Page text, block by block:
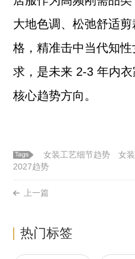
大地色调、松弛舒适
格，精准击中当代知
求，是未来 2-3 年内
核心趋势方向。
女装工艺细节趋势 女
2027趋势
上一篇
热门标签